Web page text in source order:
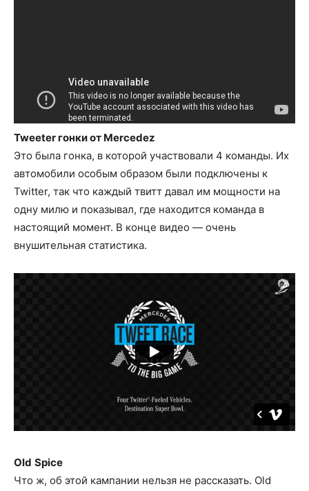
Tweeter гонки от Mercedez
Это была гонка, в которой участвовали 4 команды. Их
автомобили особым образом были подключены к
Twitter, так что каждый твитт давал им мощности на
одну милю и показывал, где находится команда в
настоящий момент. В конце видео — очень
внушительная статистика.
Old Spice
Что ж, об этой кампании нельзя не рассказать. Old